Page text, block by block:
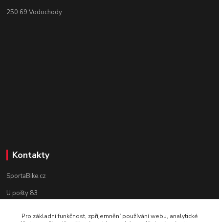
250 69 Vodochody
Kontakty
SportaBike.cz
U pošty 83
Pro základní funkčnost, zpříjemnění používání webu, analytické